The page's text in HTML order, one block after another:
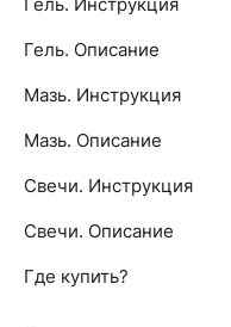
Гель. Описание
Мазь. Инструкция
Мазь. Описание
Свечи. Инструкция
Свечи. Описание
Где купить?